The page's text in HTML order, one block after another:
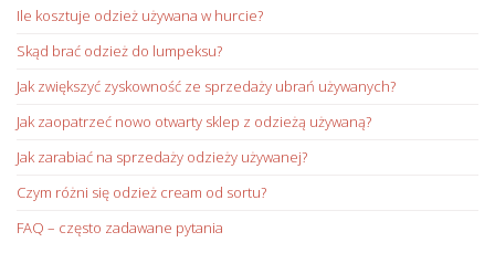
Ile kosztuje odzież używana w hurcie?
Skąd brać odzież do lumpeksu?
Jak zwiększyć zyskowność ze sprzedaży ubrań używanych?
Jak zaopatrzeć nowo otwarty sklep z odzieżą używaną?
Jak zarabiać na sprzedaży odzieży używanej?
Czym różni się odzież cream od sortu?
FAQ – często zadawane pytania